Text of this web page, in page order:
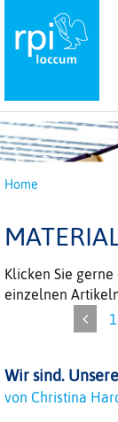
Home
Klicken Sie
einzelnen
1
Wir sind.
von Christina